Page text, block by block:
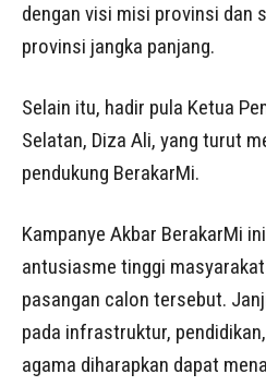
dengan visi misi provinsi dan
provinsi jangka panjang.
Selain itu, hadir pula Ketua
Selatan, Diza Ali, yang turut
pendukung BerakarMi.
Kampanye Akbar BerakarMi
antusiasme tinggi
pasangan calon tersebut.
pada infrastruktur,
agama diharapkan dapat